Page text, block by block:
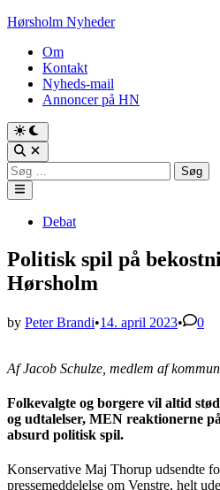
Skip
content
Hørsholm Nyheder
Om
Kontakt
Nyheds-mail
Annoncer på HN
Søg
efter:
Main
Menu
PostedDebat
Politisk spil på
Hørsholm
by Peter Brandi•14. april 2023• 0
Af Jacob Schulze, medlem af
Folkevalgte og borgere vil altid
og udtalelser, MEN reaktionerne
absurd politisk spil.
Konservative Maj Thorup udsendte
pressemeddelelse om Venstre, helt